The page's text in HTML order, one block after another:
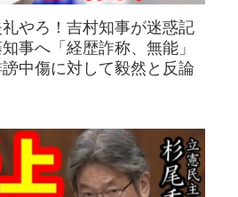
礼やろ！吉村知事が迷惑記
事へ「経歴詐称、無能」
中傷に対して毅然と反論